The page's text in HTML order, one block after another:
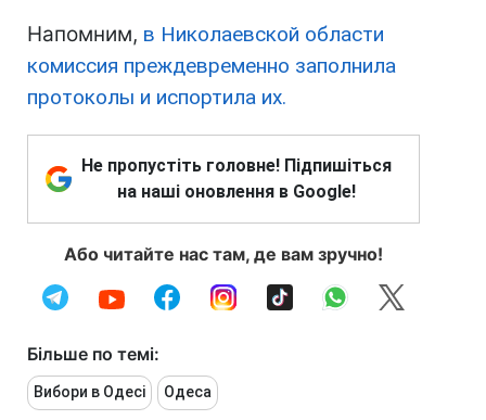
Напомним, в Николаевской области
комиссия преждевременно заполнила
протоколы и испортила их.
Не пропустіть головне! Підпишіться
на наші оновлення в Google!
Або читайте нас там, де вам зручно!
Більше по темі:
Вибори в Одесі Одеса